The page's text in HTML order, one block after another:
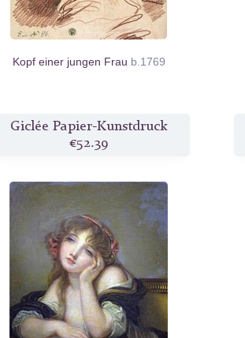
Kopf einer jungen Frau b.1769
Giclée Papier-Kunstdruck
€52.39